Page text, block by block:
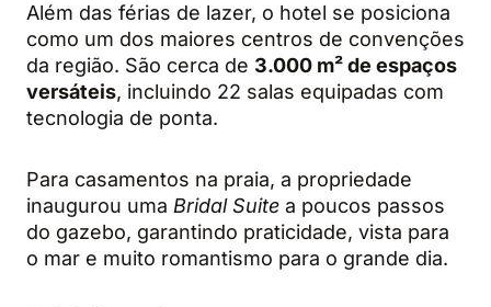
Além das férias de lazer, o hotel se posiciona
como um dos maiores centros de convenções
da região. São cerca de 3.000 m² de espaços
versáteis, incluindo 22 salas equipadas com
tecnologia de ponta.
Para casamentos na praia, a propriedade
inaugurou uma Bridal Suite a poucos passos
do gazebo, garantindo praticidade, vista para
o mar e muito romantismo para o grande dia.